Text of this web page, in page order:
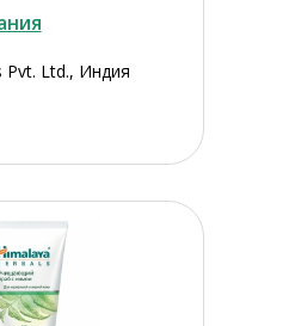
Pvt. Ltd., Индия